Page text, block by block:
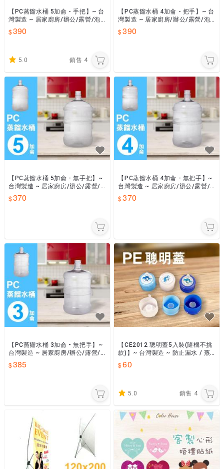
【PC蒸餾水桶 5加侖 - 手把】~ 台
灣製造 ~ 居家廚房/辦公/露營/泡
茶/飲用水/桶裝水【SU-814W】
390
5.0 銷售 4
【PC蒸餾水桶 4加侖 - 把手】~ 台
灣製造 ~ 居家廚房/辦公/露營/泡
茶/飲用水/桶裝水【SU-811W】
390
【PC蒸餾水桶 5加侖 - 無手把】~
台灣製造 ~ 居家廚房/辦公/露營/
泡茶/飲用水/桶裝水【SU-813W】
370
【PC蒸餾水桶 4加侖 - 無把手】~
台灣製造 ~ 居家廚房/辦公/露營/
泡茶/飲用水/桶裝水【SU-810W】
370
【PC蒸餾水桶 3加侖 - 無把手】~
台灣製造 ~ 居家廚房/辦公/露營/
泡茶/飲用水/桶裝水【SU-817W】
385
【CE2012 聰明蓋5入裝(隨機不挑
款)】~ 台灣製造 ~ 防止漏水 / 蒸
餾水桶 / 桶裝水 / 水桶蓋子 / 瓶蓋
60
5.0 銷售 4